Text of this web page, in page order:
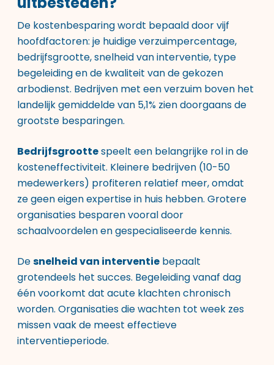
De kostenbesparing wordt bepaald door vijf
hoofdfactoren: je huidige verzuimpercentage,
bedrijfsgrootte, snelheid van interventie, type
begeleiding en de kwaliteit van de gekozen
arbodienst. Bedrijven met een verzuim boven het
landelijk gemiddelde van 5,1% zien doorgaans de
grootste besparingen.
Bedrijfsgroottespeelt een belangrijke rol in de
kosteneffectiviteit. Kleinere bedrijven (10-50
medewerkers) profiteren relatief meer, omdat
ze geen eigen expertise in huis hebben. Grotere
organisaties besparen vooral door
schaalvoordelen en gespecialiseerde kennis.
Desnelheid van interventie bepaalt
grotendeels het succes. Begeleiding vanaf dag
één voorkomt dat acute klachten chronisch
worden. Organisaties die wachten tot week zes
missen vaak de meest effectieve
interventieperiode.